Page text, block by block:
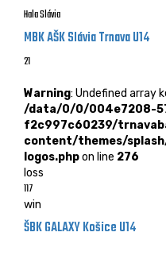
Hala Slávia
MBK AŠK Slávia Trnava U14
21
Warning: Undefined array
/data/0/0/004e7208-
f2c997c60239/
content/themes/
logos.phpon line 276
loss
117
win
ŠBK GALAXY Košice U14